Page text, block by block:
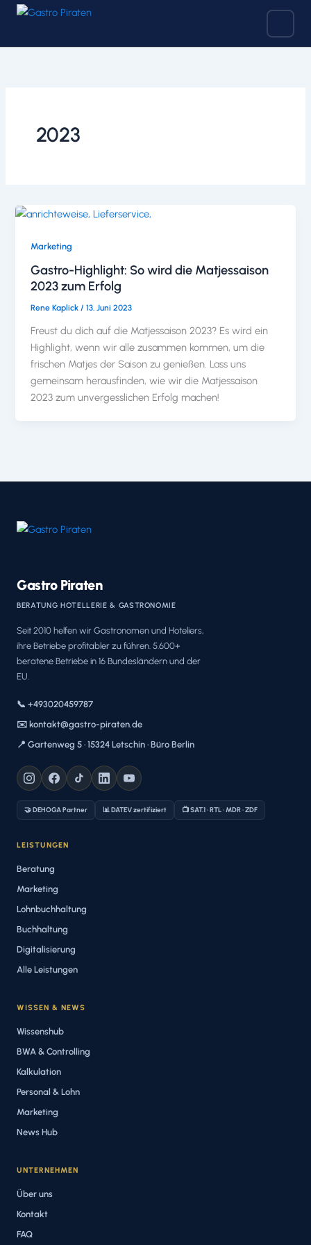
Zum
2023
Marketing
Gastro-Highlight: So wird die Matjessaison
2023 zum Erfolg
Rene Kaplick/13. Juni 2023
Freust du dich auf die Matjessaison 2023? Es wird ein
Highlight, wenn wir alle zusammen kommen, um die
frischen Matjes der Saison zu genießen. Lass uns
gemeinsam herausfinden, wie wir die Matjessaison
2023 zum unvergesslichen Erfolg machen!
Gastro Piraten
BERATUNG HOTELLERIE & GASTRONOMIE
Seit 2010 helfen wir Gastronomen und Hoteliers,
ihre Betriebe profitabler zu führen. 5.600+
beratene Betriebe in 16 Bundesländern und der
EU.
📞 +493020459787
✉️ kontakt@gastro-piraten.de
📍 Gartenweg 5 · 15324 Letschin · Büro Berlin
🤝 DEHOGA Partner 📊 DATEV zertifiziert 📺 SAT.1 · RTL · MDR · ZDF
LEISTUNGEN
Beratung
Marketing
Lohnbuchhaltung
Buchhaltung
Digitalisierung
Alle Leistungen
WISSEN & NEWS
Wissenshub
BWA & Controlling
Kalkulation
Personal & Lohn
Marketing
News Hub
UNTERNEHMEN
Über uns
Kontakt
FAQ